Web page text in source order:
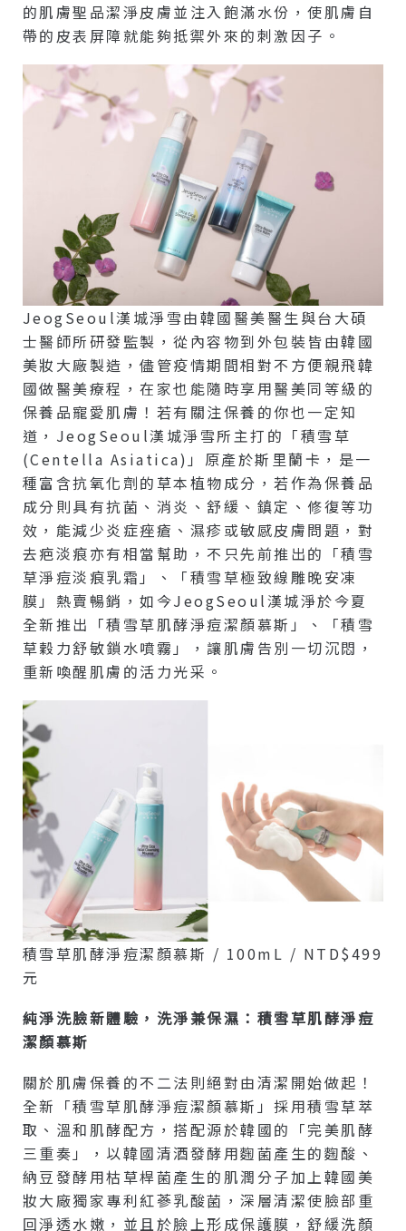
的肌膚聖品潔淨皮膚並注入飽滿水份，使肌膚自
帶的皮表屏障就能夠抵禦外來的刺激因子。
JeogSeoul漢城淨雪由韓國醫美醫生與台大碩
士醫師所研發監製，從內容物到外包裝皆由韓國
美妝大廠製造，儘管疫情期間相對不方便親飛韓
國做醫美療程，在家也能隨時享用醫美同等級的
保養品寵愛肌膚！若有關注保養的你也一定知
道，JeogSeoul漢城淨雪所主打的「積雪草
(Centella Asiatica)」原產於斯里蘭卡，是一
種富含抗氧化劑的草本植物成分，若作為保養品
成分則具有抗菌、消炎、舒緩、鎮定、修復等功
效，能減少炎症痤瘡、濕疹或敏感皮膚問題，對
去疤淡痕亦有相當幫助，不只先前推出的「積雪
草淨痘淡痕乳霜」、「積雪草極致線雕晚安凍
膜」熱賣暢銷，如今JeogSeoul漢城淨於今夏
全新推出「積雪草肌酵淨痘潔顏慕斯」、「積雪
草穀力舒敏鎖水噴霧」，讓肌膚告別一切沉悶，
重新喚醒肌膚的活力光采。
積雪草肌酵淨痘潔顏慕斯 / 100mL / NTD$499
元
純淨洗臉新體驗，洗淨兼保濕：積雪草肌酵淨痘
潔顏慕斯
關於肌膚保養的不二法則絕對由清潔開始做起！
全新「積雪草肌酵淨痘潔顏慕斯」採用積雪草萃
取、溫和肌酵配方，搭配源於韓國的「完美肌酵
三重奏」，以韓國清酒發酵用麴菌產生的麴酸、
納豆發酵用枯草桿菌產生的肌潤分子加上韓國美
妝大廠獨家專利紅蔘乳酸菌，深層清潔使臉部重
回淨透水嫩，並且於臉上形成保護膜，舒緩洗顏